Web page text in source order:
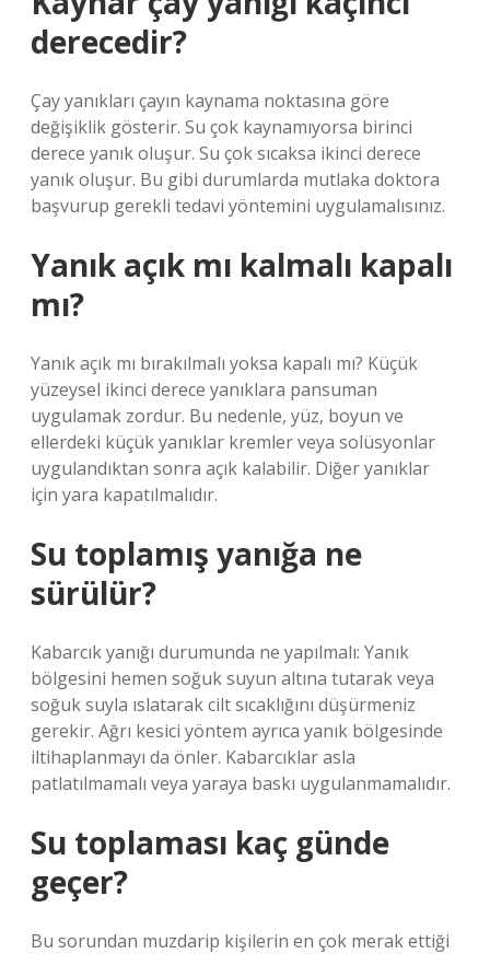
derecedir?
Çay yanıkları çayın kaynama noktasına göre
değişiklik gösterir. Su çok kaynamıyorsa birinci
derece yanık oluşur. Su çok sıcaksa ikinci derece
yanık oluşur. Bu gibi durumlarda mutlaka doktora
başvurup gerekli tedavi yöntemini uygulamalısınız.
Yanık açık mı kalmalı kapalı
mı?
Yanık açık mı bırakılmalı yoksa kapalı mı? Küçük
yüzeysel ikinci derece yanıklara pansuman
uygulamak zordur. Bu nedenle, yüz, boyun ve
ellerdeki küçük yanıklar kremler veya solüsyonlar
uygulandıktan sonra açık kalabilir. Diğer yanıklar
için yara kapatılmalıdır.
Su toplamış yanığa ne
sürülür?
Kabarcık yanığı durumunda ne yapılmalı: Yanık
bölgesini hemen soğuk suyun altına tutarak veya
soğuk suyla ıslatarak cilt sıcaklığını düşürmeniz
gerekir. Ağrı kesici yöntem ayrıca yanık bölgesinde
iltihaplanmayı da önler. Kabarcıklar asla
patlatılmamalı veya yaraya baskı uygulanmamalıdır.
Su toplaması kaç günde
geçer?
Bu sorundan muzdarip kişilerin en çok merak ettiği